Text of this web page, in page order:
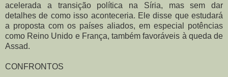
acelerada a transição política na Síria, mas sem dar
detalhes de como isso aconteceria. Ele disse que estudará
a proposta com os países aliados, em especial potências
como Reino Unido e França, também favoráveis à queda de
Assad.
CONFRONTOS